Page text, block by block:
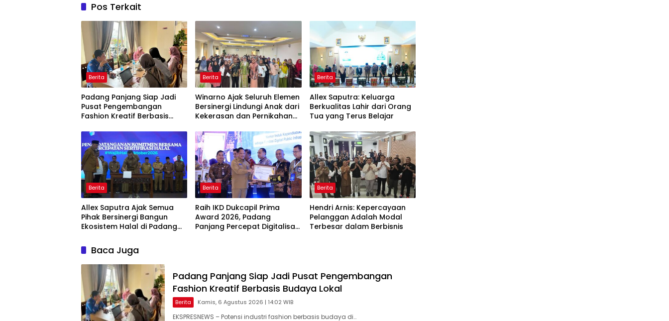
Pos Terkait
Berita
Padang Panjang Siap Jadi
Pusat Pengembangan
Fashion Kreatif Berbasis
Berita
Winarno Ajak Seluruh Elemen
Bersinergi Lindungi Anak dari
Kekerasan dan Pernikahan
Berita
Allex Saputra: Keluarga
Berkualitas Lahir dari Orang
Tua yang Terus Belajar
Berita
Allex Saputra Ajak Semua
Pihak Bersinergi Bangun
Ekosistem Halal di Padang
Berita
Raih IKD Dukcapil Prima
Award 2026, Padang
Panjang Percepat Digitalisasi
Berita
Hendri Arnis: Kepercayaan
Pelanggan Adalah Modal
Terbesar dalam Berbisnis
Baca Juga
Padang Panjang Siap Jadi Pusat Pengembangan
Fashion Kreatif Berbasis Budaya Lokal
Berita Kamis, 6 Agustus 2026 | 14:02 WIB
EKSPRESNEWS – Potensi industri fashion berbasis budaya di…